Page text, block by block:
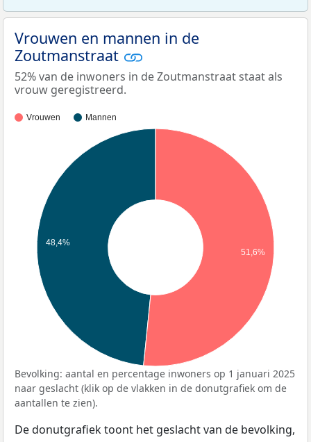
Vrouwen en mannen in de
Zoutmanstraat
52% van de inwoners in de Zoutmanstraat staat als
vrouw geregistreerd.
Vrouwen Mannen
48,4%
51,6%
Bevolking: aantal en percentage inwoners op 1 januari 2025
naar geslacht (klik op de vlakken in de donutgrafiek om de
aantallen te zien).
De donutgrafiek toont het geslacht van de bevolking,